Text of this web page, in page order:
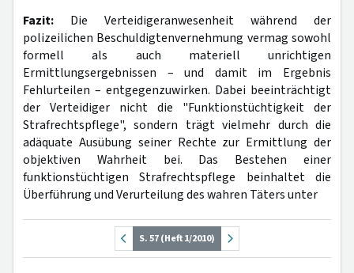
Fazit: Die Verteidigeranwesenheit während der
polizeilichen Beschuldigtenvernehmung vermag sowohl
formell als auch materiell unrichtigen
Ermittlungsergebnissen – und damit im Ergebnis
Fehlurteilen – entgegenzuwirken. Dabei beeinträchtigt
der Verteidiger nicht die "Funktionstüchtigkeit der
Strafrechtspflege", sondern trägt vielmehr durch die
adäquate Ausübung seiner Rechte zur Ermittlung der
objektiven Wahrheit bei. Das Bestehen einer
funktionstüchtigen Strafrechtspflege beinhaltet die
Überführung und Verurteilung des wahren Täters unter
S. 57 (Heft 1/2010)